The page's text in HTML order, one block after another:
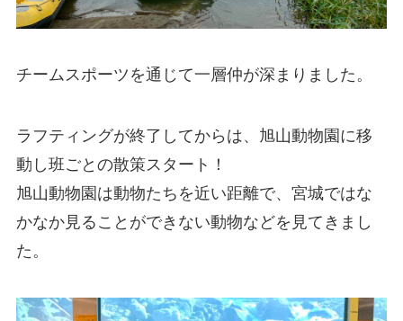
チームスポーツを通じて一層仲が深まりました。
ラフティングが終了してからは、旭山動物園に移
動し班ごとの散策スタート！
旭山動物園は動物たちを近い距離で、宮城ではな
かなか見ることができない動物などを見てきまし
た。